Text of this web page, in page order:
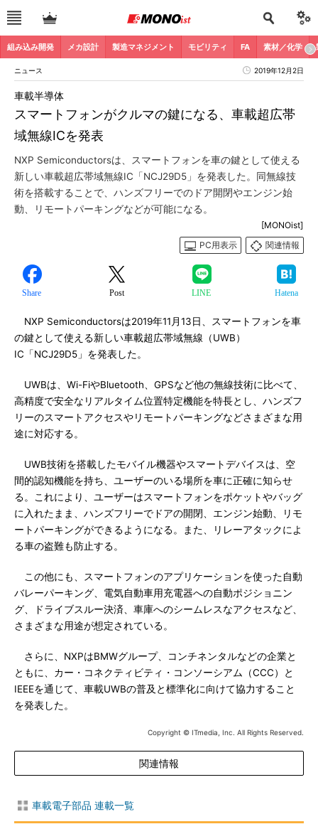
組み込み開発 メカ設計 製造マネジメント モビリティ FA 素材／化学
ニュース 2019年12月2日
スマートフォンがクルマの鍵になる、車載超広帯
域無線ICを発表
車載半導体
NXP Semiconductorsは、スマートフォンを車の鍵として使える
新しい車載超広帯域無線IC「NCJ29D5」を発表した。同無線技
術を搭載することで、ハンズフリーでのドア開閉やエンジン始
動、リモートパーキングなどが可能になる。
[MONOist]
PC用表示
関連情報
Share Post LINE Hatena
NXP Semiconductorsは2019年11月13日、スマートフォンを車
の鍵として使える新しい車載超広帯域無線（UWB）
IC「NCJ29D5」を発表した。
UWBは、Wi-FiやBluetooth、GPSなど他の無線技術に比べて、
高精度で安全なリアルタイム位置特定機能を特長とし、ハンズフ
リーのスマートアクセスやリモートパーキングなどさまざまな用
途に対応する。
UWB技術を搭載したモバイル機器やスマートデバイスは、空
間的認知機能を持ち、ユーザーのいる場所を車に正確に知らせ
る。これにより、ユーザーはスマートフォンをポケットやバッグ
に入れたまま、ハンズフリーでドアの開閉、エンジン始動、リモ
ートパーキングができるようになる。また、リレーアタックによ
る車の盗難も防止する。
この他にも、スマートフォンのアプリケーションを使った自動
バレーパーキング、電気自動車用充電器への自動ポジショニン
グ、ドライブスルー決済、車庫へのシームレスなアクセスなど、
さまざまな用途が想定されている。
さらに、NXPはBMWグループ、コンチネンタルなどの企業と
ともに、カー・コネクティビティ・コンソーシアム（CCC）と
IEEEを通じて、車載UWBの普及と標準化に向けて協力すること
を発表した。
Copyright © ITmedia, Inc. All Rights Reserved.
関連情報
車載電子部品 連載一覧